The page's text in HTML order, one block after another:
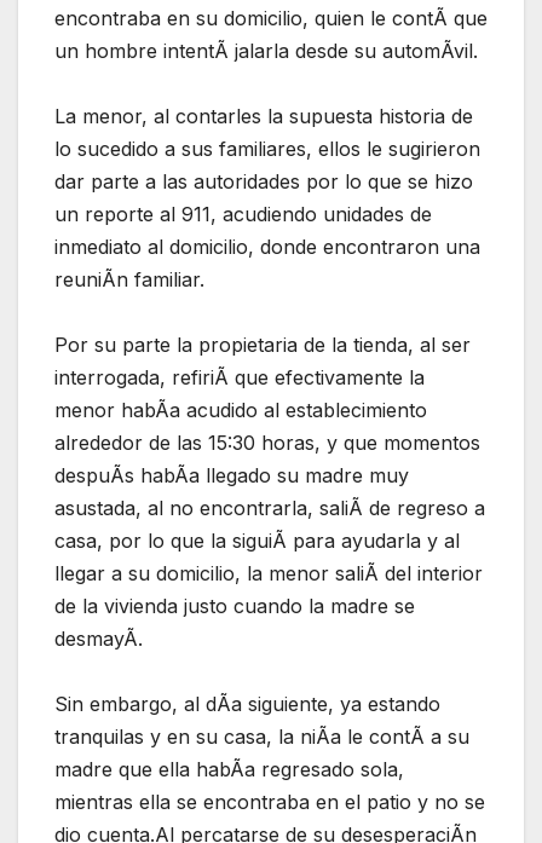
encontraba en su domicilio, quien le contÃ que
un hombre intentÃ jalarla desde su automÃvil.
La menor, al contarles la supuesta historia de
lo sucedido a sus familiares, ellos le sugirieron
dar parte a las autoridades por lo que se hizo
un reporte al 911, acudiendo unidades de
inmediato al domicilio, donde encontraron una
reuniÃn familiar.
Por su parte la propietaria de la tienda, al ser
interrogada, refiriÃ que efectivamente la
menor habÃa acudido al establecimiento
alrededor de las 15:30 horas, y que momentos
despuÃs habÃa llegado su madre muy
asustada, al no encontrarla, saliÃ de regreso a
casa, por lo que la siguiÃ para ayudarla y al
llegar a su domicilio, la menor saliÃ del interior
de la vivienda justo cuando la madre se
desmayÃ.
Sin embargo, al dÃa siguiente, ya estando
tranquilas y en su casa, la niÃa le contÃ a su
madre que ella habÃa regresado sola,
mientras ella se encontraba en el patio y no se
dio cuenta.Al percatarse de su desesperaciÃn